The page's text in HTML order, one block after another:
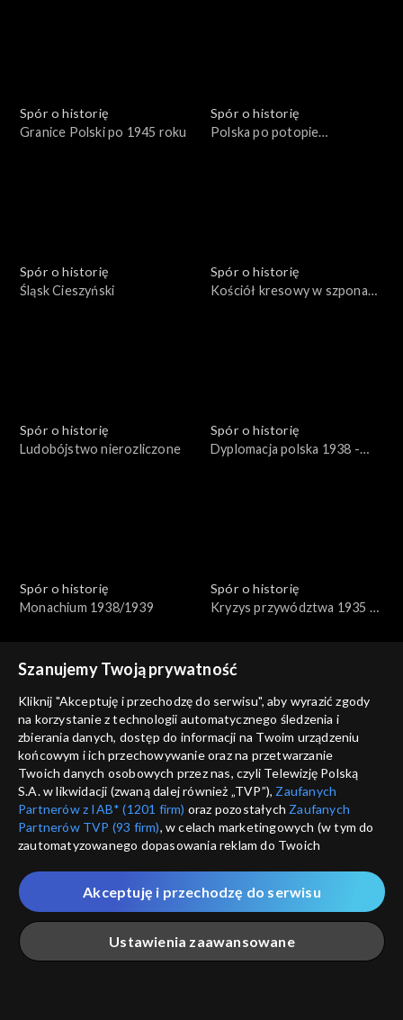
Spór o historię
Granice Polski po 1945 roku
Spór o historię
Polska po potopie
Spór o historię
Śląsk Cieszyński
Spór o historię
Kościół kresowy w szponach
Spór o historię
Ludobójstwo nierozliczone
Spór o historię
Dyplomacja polska 1938 -
Spór o historię
Monachium 1938/1939
Spór o historię
Kryzys przywództwa 1935 -
Spór o historię
Wyjście armii gen. Andersa
Spór o historię
Związku Sowieckiego walka z
Kościołem
Spór o historię
Sowieckie deportacje
Polaków
Spór o historię
Rabunek polskich dzieci
przez Niemców
Szanujemy Twoją prywatność
Kliknij "Akceptuję i przechodzę do serwisu", aby wyrazić zgody
na korzystanie z technologii automatycznego śledzenia i
zbierania danych, dostęp do informacji na Twoim urządzeniu
końcowym i ich przechowywanie oraz na przetwarzanie
Twoich danych osobowych przez nas, czyli Telewizję Polską
S.A. w likwidacji (zwaną dalej również „TVP”), Zaufanych
Partnerów z IAB* (1201 firm) oraz pozostałych Zaufanych
Partnerów TVP (93 firm), w celach marketingowych (w tym do
zautomatyzowanego dopasowania reklam do Twoich
które wskazujemy poniżej, a także zgody na udostępnianie
przez nas identyfikatora PPID do Google.
Twoje dane osobowe zbierane podczas odwiedzania przez
Ciebie naszych
poszczególnych serwisówzwanych dalej
„Portalem”, w tym informacje zapisywane za pomocą
Ustawienia zaawansowane
Akceptuję i przechodzę do serwisu